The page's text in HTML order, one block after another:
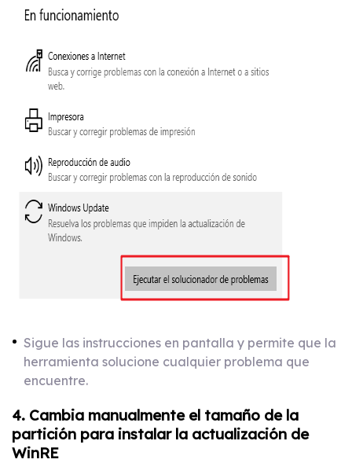
Sigue las instrucciones en pantalla y permite que la
herramienta solucione cualquier problema que
encuentre.
4. Cambia manualmente el tamaño de la
partición para instalar la actualización de
WinRE